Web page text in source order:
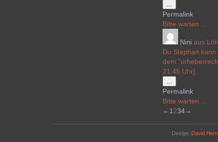
...
Metabox
ein-/ausblenden.
Permalink
Bitte warten …
Nini aus
Du Stephan
dem
21.45 Uhr]
...
Metabox
ein-/ausblenden.
Permalink
Bitte warten …
Navigation
Gästebuchliste
← 1234→
Design: David